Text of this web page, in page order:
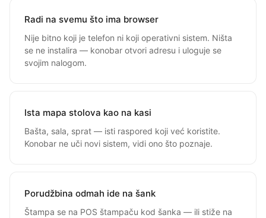
Radi na svemu što ima browser
Nije bitno koji je telefon ni koji operativni sistem. Ništa
se ne instalira — konobar otvori adresu i uloguje se
svojim nalogom.
Ista mapa stolova kao na kasi
Bašta, sala, sprat — isti raspored koji već koristite.
Konobar ne uči novi sistem, vidi ono što poznaje.
Porudžbina odmah ide na šank
Štampa se na POS štampaču kod šanka — ili stiže na